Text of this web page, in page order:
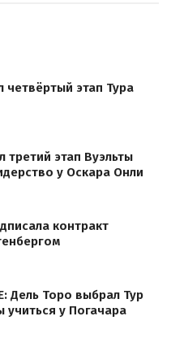
четвёртый этап Тура
третий этап Вуэльты
у Оскара Онли
контракт
Дель Торо выбрал Тур
у Погачара